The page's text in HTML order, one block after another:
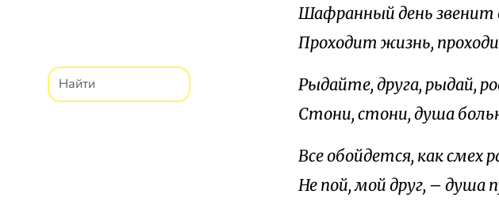
Шафранный день звенит
Проходит жизнь,
Рыдайте, друга, рыдай,
Стони, стони, душа
Все обойдется, как смех
Не пой, мой друг, – душа